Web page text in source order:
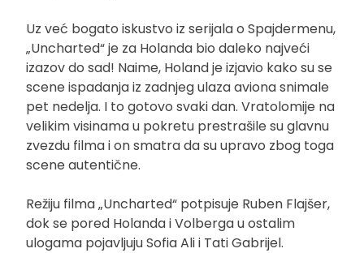
Uz već bogato iskustvo iz serijala o Spajdermenu,
„Uncharted“ je za Holanda bio daleko najveći
izazov do sad! Naime, Holand je izjavio kako su se
scene ispadanja iz zadnjeg ulaza aviona snimale
pet nedelja. I to gotovo svaki dan. Vratolomije na
velikim visinama u pokretu prestrašile su glavnu
zvezdu filma i on smatra da su upravo zbog toga
scene autentične.
Režiju filma „Uncharted“ potpisuje Ruben Flajšer,
dok se pored Holanda i Volberga u ostalim
ulogama pojavljuju Sofia Ali i Tati Gabrijel.